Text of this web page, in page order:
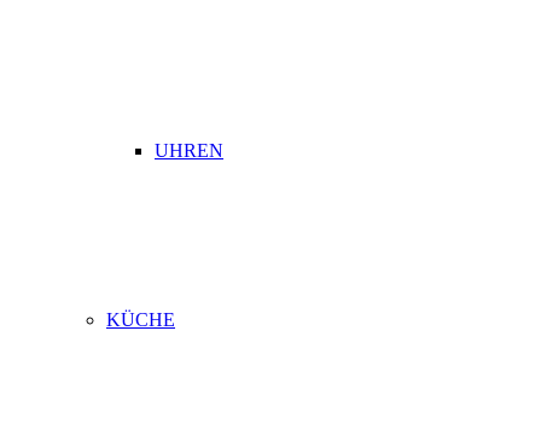
UHREN
KÜCHE